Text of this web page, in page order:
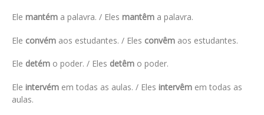
Ele mantém a palavra. / Eles mantêm a palavra.
Ele convém aos estudantes. / Eles convêm aos estudantes.
Ele detém o poder. / Eles detêm o poder.
Ele intervém em todas as aulas. / Eles intervêm em todas as
aulas.